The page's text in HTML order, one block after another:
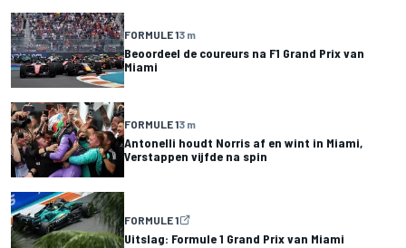
FORMULE 13 m
Beoordeel de coureurs na F1 Grand Prix van
Miami
FORMULE 13 m
Antonelli houdt Norris af en wint in Miami,
Verstappen vijfde na spin
FORMULE 1
Uitslag: Formule 1 Grand Prix van Miami